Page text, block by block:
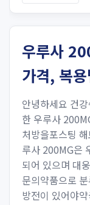
우루사
가격, 복
안녕하세요 건
한 우루사
처방을포스팅
루사 200MG은
되어 있으며 대
문의약품으로
방전이 있어야